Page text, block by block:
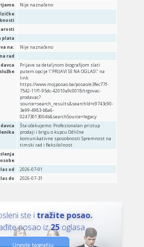
Nije naznačeno
plata
na:
Nije naznačeno
rad
Prijave sa detaljnom biografijom slati
putem opcije \"PRIJAVI SE NA OGLAS\" na
link
https://www.mojposao.ba/posao/e3fec77f-
7542-11f1-95dc-42010a9c0018/trgovac-
prodavac?
source=search_results&searchId=c9743c90-
3e99-4983-b8a6-
02473013004b&searchSource=legacy
Šta očekujemo: Profesionalan pristup
prodaji i brigu o kupcu Odlične
komunikativne sposobnosti Spremnost na
timski rad i fleksibilnost
od
2026-07-01
do
2026-07-31
ste i tražite posao.
posao iz25oglasa
Unesite biografiju